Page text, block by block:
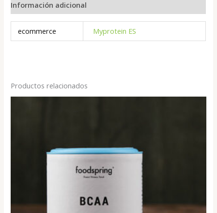
Información adicional
ecommerce Myprotein ES
Productos relacionados